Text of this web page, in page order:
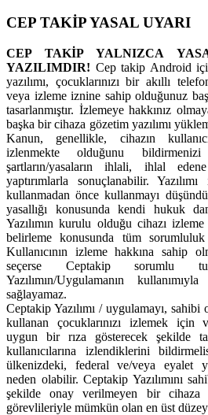
CEP TAKİP YASAL UYARI
CEP TAKİP YALNIZCA
YAZILIMDIR! Cep takip Android
yazılımı, çocuklarınızı bir akıllı
veya izleme iznine sahip olduğunuz
tasarlanmıştır. İzlemeye hakkınız
başka bir cihaza gözetim yazılımı
Kanun, genellikle, cihazın
izlenmekte olduğunu
şartların/yasaların ihlali, ihlal
yaptırımlarla sonuçlanabilir.
kullanmadan önce kullanmayı
yasallığı konusunda kendi hukuk
Yazılımın kurulu olduğu cihazı
belirleme konusunda tüm
Kullanıcının izleme hakkına sahip
seçerse Ceptakip sorumlu
Yazılımın/Uygulamanın
sağlayamaz.
Ceptakip Yazılımı / uygulamayı, sahibi
kullanan çocuklarınızı izlemek için
uygun bir rıza gösterecek şekilde
kullanıcılarına izlendiklerini
ülkenizdeki, federal ve/veya eyalet
neden olabilir. Ceptakip Yazılımını
şekilde onay verilmeyen bir cihaza
görevlileriyle mümkün olan en üst